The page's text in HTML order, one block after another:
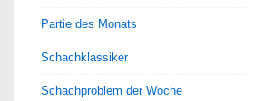
Partie des Monats
Schachklassiker
Schachproblem der Woche